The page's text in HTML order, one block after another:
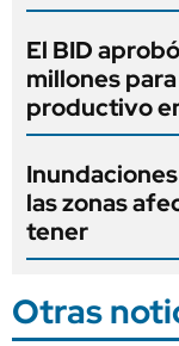
El BID
millones
productivo
las zonas
tener
Otras